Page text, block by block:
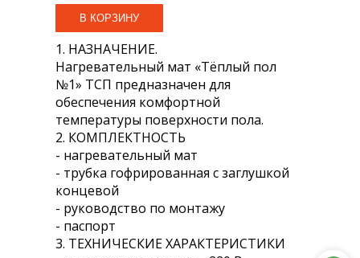
1. НАЗНАЧЕНИЕ.
Нагревательный мат «Тёплый пол
№1» ТСП предназначен для
обеспечения комфортной
температуры поверхности пола.
2. КОМПЛЕКТНОСТЬ
- нагревательный мат
- трубка гофрированная с заглушкой
концевой
- руководство по монтажу
- паспорт
3. ТЕХНИЧЕСКИЕ ХАРАКТЕРИСТИКИ